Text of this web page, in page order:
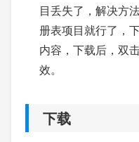
目丢失了，解决方
册表项目就行了，
内容，下载后，双
效。
下载